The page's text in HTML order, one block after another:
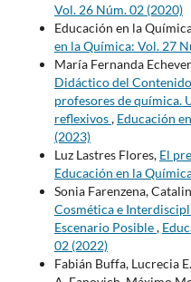
Vol. 26 Núm. 02 (2020)
Educación en la
en la Química: Vol. 27
María Fernanda
Didáctico del
profesores de química.
reflexivos, Educación
(2023)
Luz Lastres Flores, El
Educación en la
Sonia Farenzena,
Cosmética e
Escenario Posible,
02 (2022)
Fabián Buffa, Lucrecia